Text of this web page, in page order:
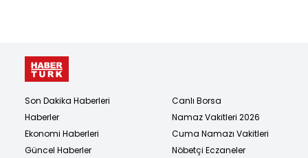
Son Dakika Haberleri
Haberler
Ekonomi Haberleri
Güncel Haberler
Canlı Borsa
Namaz Vakitleri 2026
Cuma Namazı Vakitleri
Nöbetçi Eczaneler